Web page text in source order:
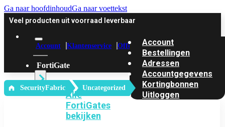
Ga naar hoofdinhoudGa naar voettekst
Veel producten uit voorraad leverbaar
Account Klantenservice Offerte
FortiGate
Alle
FortiGates
bekijken
Account
Bestellingen
Adressen
Accountgegevens
Kortingbonnen
Uitloggen
‎ SecurityFabric Uncategorized